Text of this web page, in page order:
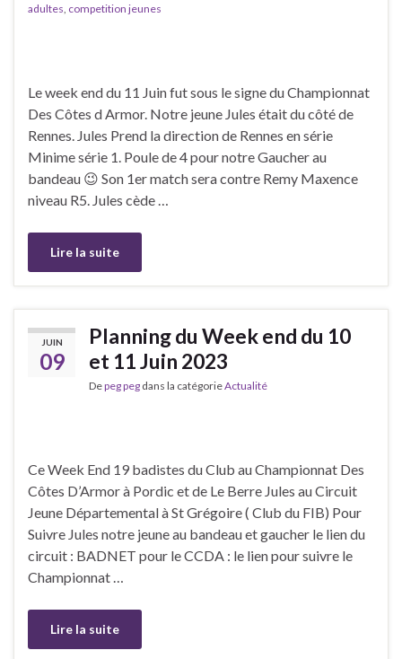
adultes competition jeunes
Le week end du 11 Juin fut sous le signe du Championnat
Des Côtes d Armor. Notre jeune Jules était du côté de
Rennes. Jules Prend la direction de Rennes en série
Minime série 1. Poule de 4 pour notre Gaucher au
bandeau 😉 Son 1er match sera contre Remy Maxence
niveau R5. Jules cède …
Lire la suite
JUIN
09
Planning du Week end du 10
et 11 Juin 2023
Depeg peg dans la catégorieActualité
Ce Week End 19 badistes du Club au Championnat Des
Côtes D’Armor à Pordic et de Le Berre Jules au Circuit
Jeune Départemental à St Grégoire ( Club du FIB) Pour
Suivre Jules notre jeune au bandeau et gaucher le lien du
circuit : BADNET pour le CCDA : le lien pour suivre le
Championnat …
Lire la suite